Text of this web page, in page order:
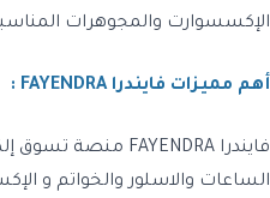
الإكسسوارت والمجوهرات
أهم مميزات فايندرا FAYENDRA :
فايندرا FAYENDRA
منصة تسوق
الساعات والاسلور والخواتم و